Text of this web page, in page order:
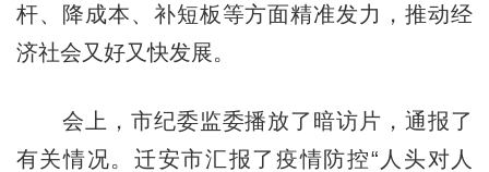
杆、降成本、补短板等方面精准发力，推动经
济社会又好又快发展。
会上，市纪委监委播放了暗访片，通报了
有关情况。迁安市汇报了疫情防控“人头对人